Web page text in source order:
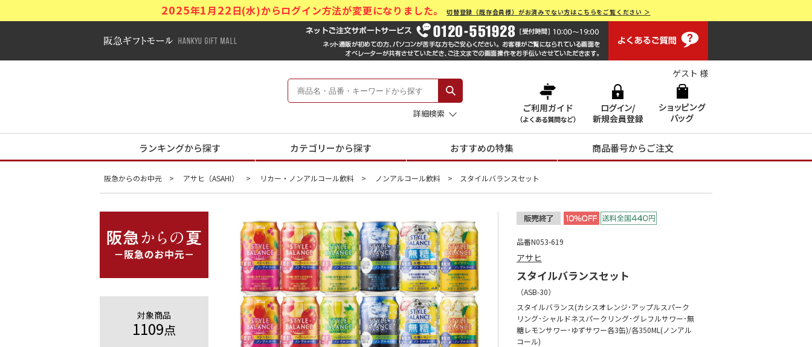
2025年1月22日(水)からログイン方法が変更になりました。切替登録（既存会員様）がお済みでない方はこちらをご覧ください ＞
阪急ギフトモール Hankyu Gift Mall
画面操作で困ったらお電話でサポート 0120-551928 [
阪急からの夏 -阪急のお中元-
詳細検索
ゲスト 様
ランキングから探す カテゴリーから探す おすすめの特集 商品番号からご注文
阪急からのお中元 アサヒ（ASAHI） リカー・ノンアルコール飲料 ノンアルコール飲料 スタイルバランスセット
品番N053-619
アサヒ
スタイルバランスセット
（ASB-30）
スタイルバランス(カシスオレンジ･アップルスパーク
リング･シャルドネスパークリング･グレフルサワー･無
糖レモンサワー･ゆずサワー各3缶)/各350ML(ノンアル
コール)
対象商品
1109点